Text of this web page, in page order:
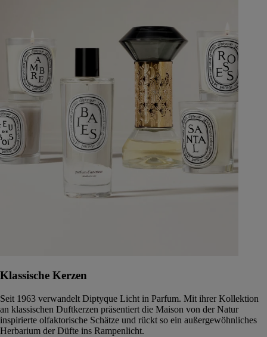
Klassische Kerzen
Seit 1963 verwandelt Diptyque Licht in Parfum. Mit ihrer Kollektion
an klassischen Duftkerzen präsentiert die Maison von der Natur
inspirierte olfaktorische Schätze und rückt so ein außergewöhnliches
Herbarium der Düfte ins Rampenlicht.